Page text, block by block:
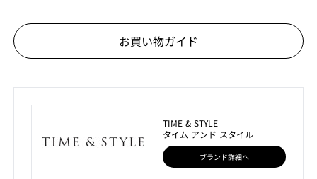
お買い物ガイド
TIME & STYLE
タイム アンド スタイル
ブランド詳細へ